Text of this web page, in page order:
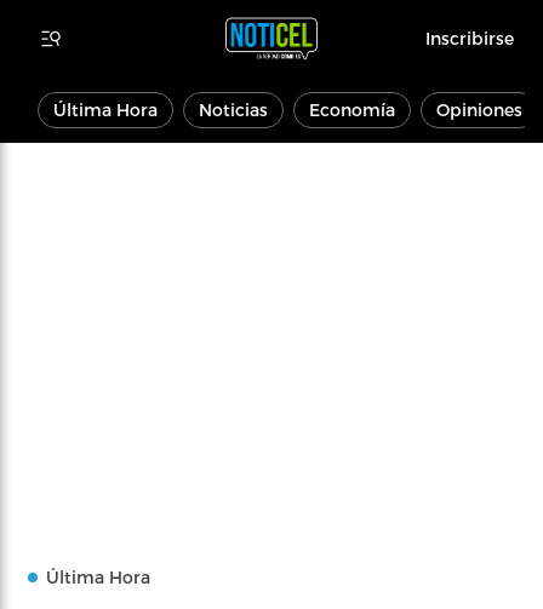
Inscribirse
Última Hora Noticias Economía Opiniones
Última Hora